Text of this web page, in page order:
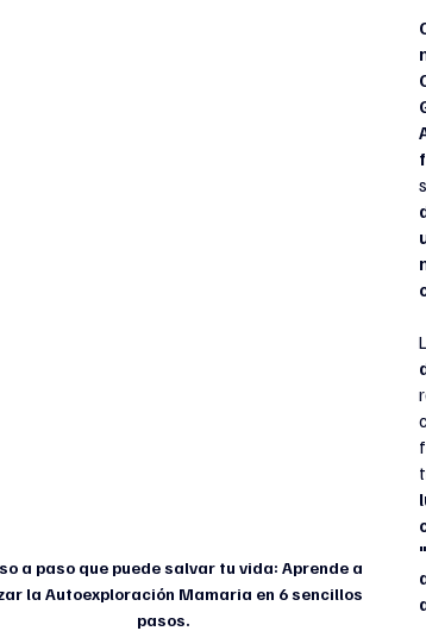
a paso que puede salvar tu vida: Aprende a
la Autoexploración Mamaria en 6 sencillos
pasos.